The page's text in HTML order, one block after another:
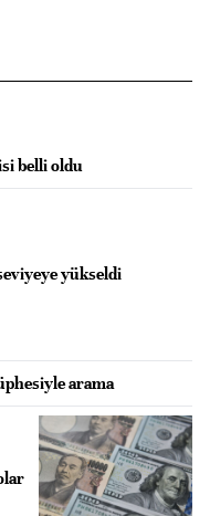
belli oldu
yükseldi
arama